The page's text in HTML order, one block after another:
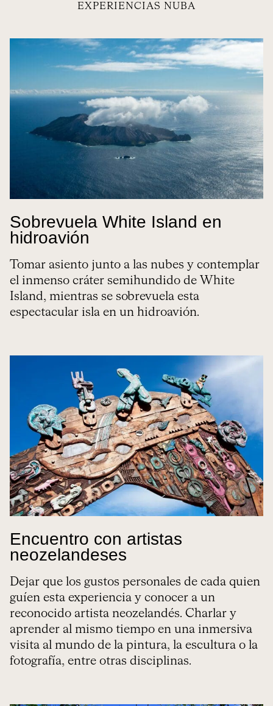
EXPERIENCIAS NUBA
Sobrevuela White Island en
hidroavión
Tomar asiento junto a las nubes y contemplar
el inmenso cráter semihundido de White
Island, mientras se sobrevuela esta
espectacular isla en un hidroavión.
Encuentro con artistas
neozelandeses
Dejar que los gustos personales de cada quien
guíen esta experiencia y conocer a un
reconocido artista neozelandés. Charlar y
aprender al mismo tiempo en una inmersiva
visita al mundo de la pintura, la escultura o la
fotografía, entre otras disciplinas.